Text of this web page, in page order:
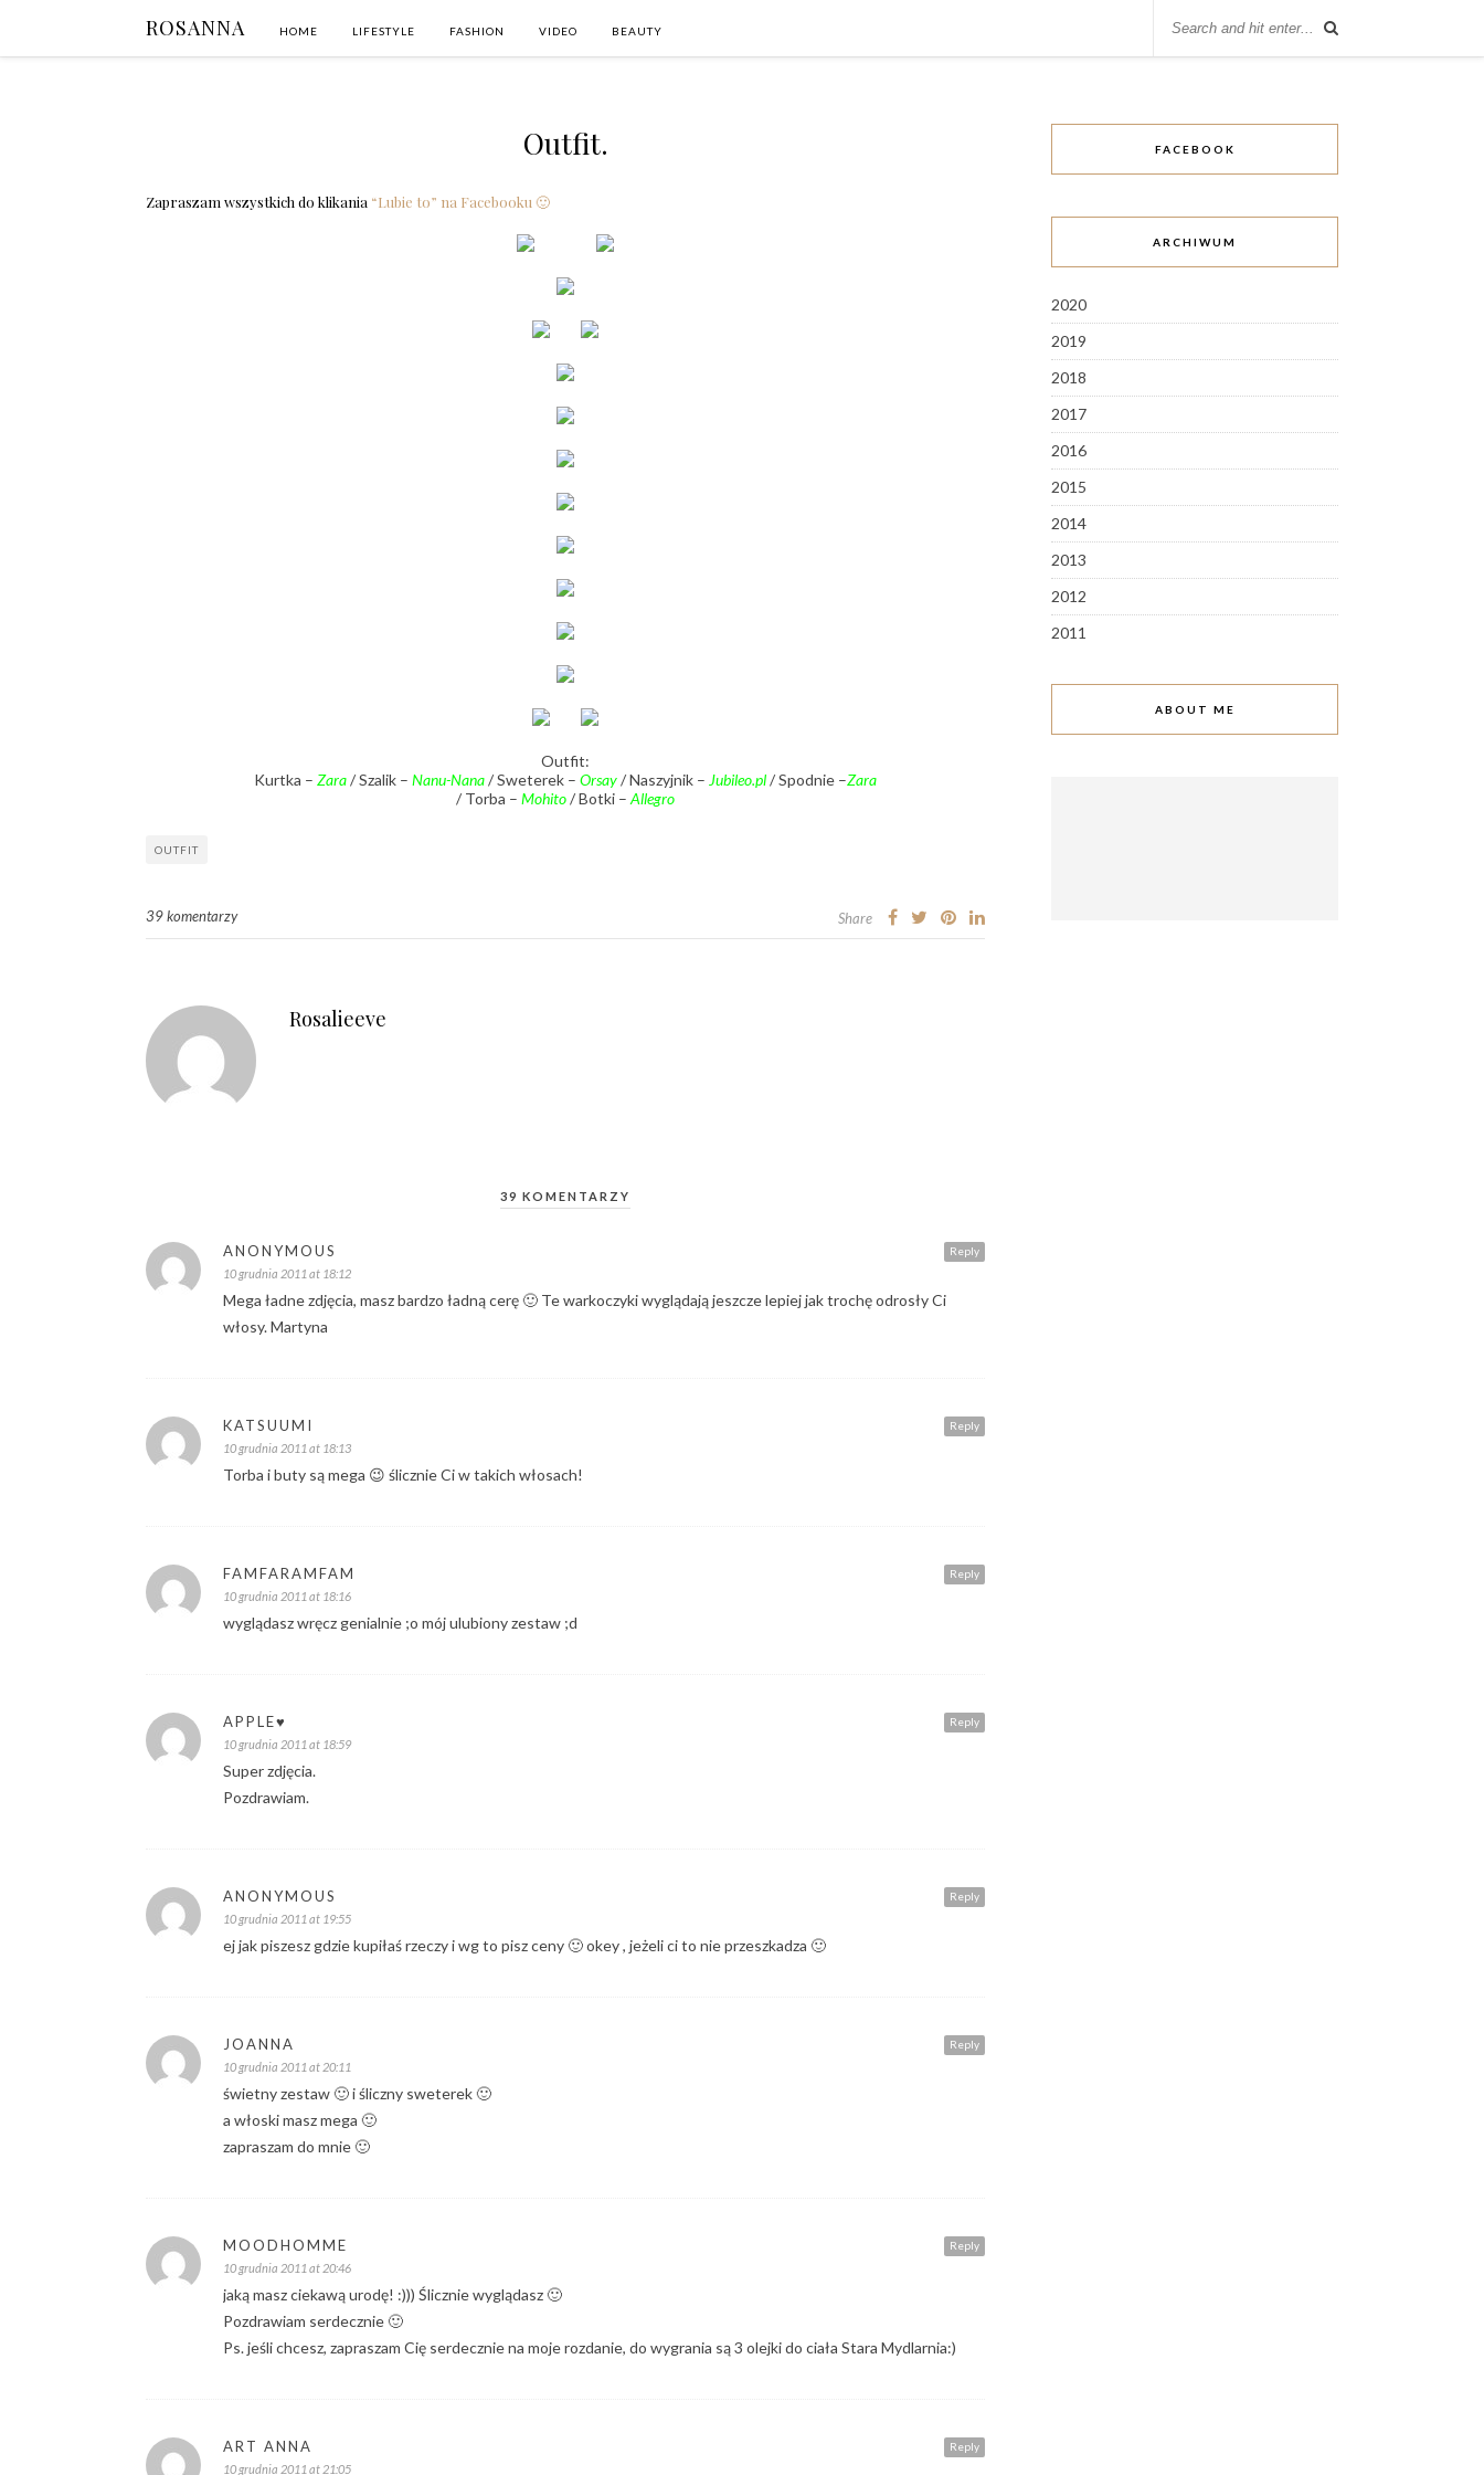
ROSANNA HOME LIFESTYLE FASHION VIDEO BEAUTY
Outfit.
Zapraszam wszystkich do klikania “Lubie to” na Facebooku 🙂
Outfit:
Kurtka – Zara/ Szalik – Nanu-Nana/ Sweterek – Orsay/ Naszyjnik – Jubileo.pl/ Spodnie –Zara
/ Torba – Mohito/ Botki – Allegro
OUTFIT
39 komentarzy Share
Rosalieeve
39 KOMENTARZY
Reply
ANONYMOUS
10 grudnia 2011 at 18:12
Mega ładne zdjęcia, masz bardzo ładną cerę 🙂 Te warkoczyki wyglądają jeszcze lepiej jak trochę odrosły Ci
włosy. Martyna
Reply
KATSUUMI
10 grudnia 2011 at 18:13
Torba i buty są mega 😉 ślicznie Ci w takich włosach!
Reply
FAMFARAMFAM
10 grudnia 2011 at 18:16
wyglądasz wręcz genialnie ;o mój ulubiony zestaw ;d
Reply
APPLE♥
10 grudnia 2011 at 18:59
Super zdjęcia.
Pozdrawiam.
Reply
ANONYMOUS
10 grudnia 2011 at 19:55
ej jak piszesz gdzie kupiłaś rzeczy i wg to pisz ceny 🙂 okey , jeżeli ci to nie przeszkadza 🙂
Reply
JOANNA
10 grudnia 2011 at 20:11
świetny zestaw 🙂 i śliczny sweterek 🙂
a włoski masz mega 🙂
zapraszam do mnie 🙂
Reply
MOODHOMME
10 grudnia 2011 at 20:46
jaką masz ciekawą urodę! :))) Ślicznie wyglądasz 🙂
Pozdrawiam serdecznie 🙂
Ps. jeśli chcesz, zapraszam Cię serdecznie na moje rozdanie, do wygrania są 3 olejki do ciała Stara Mydlarnia:)
Reply
ART ANNA
10 grudnia 2011 at 21:05
FACEBOOK
ARCHIWUM
2020
2019
2018
2017
2016
2015
2014
2013
2012
2011
ABOUT ME